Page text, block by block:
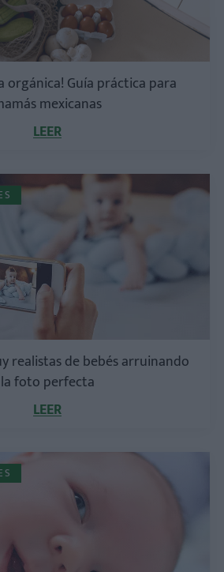
orgánica! Guía práctica para
mexicanas
LEER
realistas de bebés arruinando
la foto perfecta
LEER